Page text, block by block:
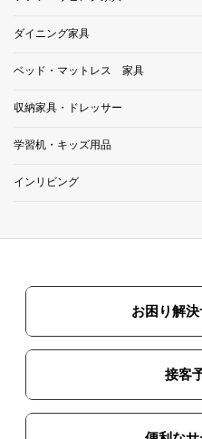
ダイニング家具
ベッド・マットレス 家具
収納家具・ドレッサー
学習机・キッズ用品
インリビング
お困り解
接客